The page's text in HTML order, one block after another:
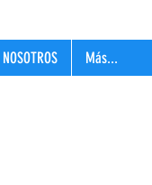
Más...